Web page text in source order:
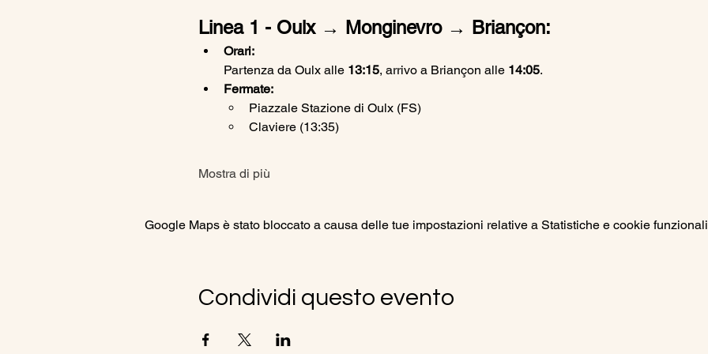
Linea 1 - Oulx → Monginevro → Briançon:
Orari:
Partenza da Oulx alle 13:15, arrivo a Briançon alle 14:05.
Fermate:
Piazzale Stazione di Oulx (FS)
Claviere (13:35)
Mostra di più
Google Maps è stato bloccato a causa delle tue impostazioni relative a Statistiche e cookie
Condividi questo evento